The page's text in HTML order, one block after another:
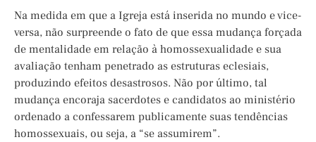
Na medida em que a Igreja está inserida no mundo e vice-
versa, não surpreende o fato de que essa mudança forçada
de mentalidade em relação à homossexualidade e sua
avaliação tenham penetrado as estruturas eclesiais,
produzindo efeitos desastrosos. Não por último, tal
mudança encoraja sacerdotes e candidatos ao ministério
ordenado a confessarem publicamente suas tendências
homossexuais, ou seja, a “se assumirem”.